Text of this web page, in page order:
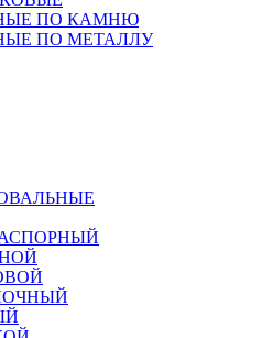
ПО КАМНЮ
ПО МЕТАЛЛУ